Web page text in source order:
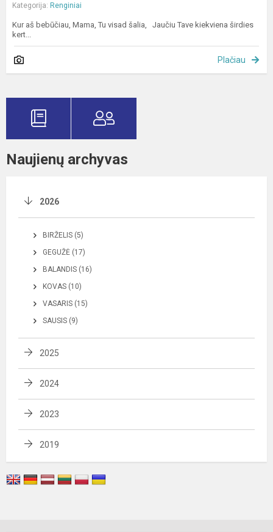
Kategorija: Renginiai
Kur aš bebūčiau, Mama, Tu visad šalia, Jaučiu Tave kiekviena širdies
kert...
Plačiau
Naujienų archyvas
2026
BIRŽELIS (5)
GEGUŽĖ (17)
BALANDIS (16)
KOVAS (10)
VASARIS (15)
SAUSIS (9)
2025
2024
2023
2019